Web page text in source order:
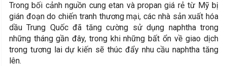
Trong bối cảnh nguồn cung etan và propan giá rẻ từ Mỹ bị
gián đoạn do chiến tranh thương mại, các nhà sản xuất hóa
dầu Trung Quốc đã tăng cường sử dụng naphtha trong
những tháng gần đây, trong khi những bất ổn về giao dịch
trong tương lai dự kiến sẽ thúc đẩy nhu cầu naphtha tăng
lên.